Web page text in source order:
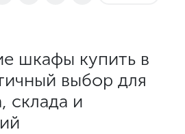
шкафы купить в
выбор для
склада и